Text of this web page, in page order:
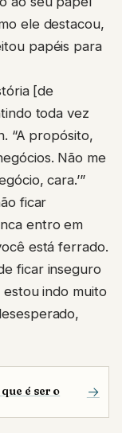
ele destacou,
papéis para
[de
toda vez
“A propósito,
Não me
cara.’”
ficar
entro em
está ferrado.
ficar inseguro
estou indo muito
é ser o
→